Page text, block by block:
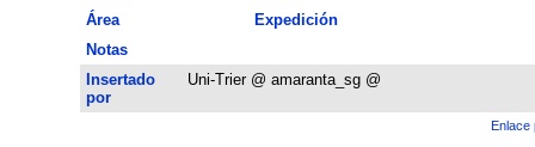
Área
Expedición
Notas
Insertado
por
Uni-Trier @ amaranta_sg @
Enlace